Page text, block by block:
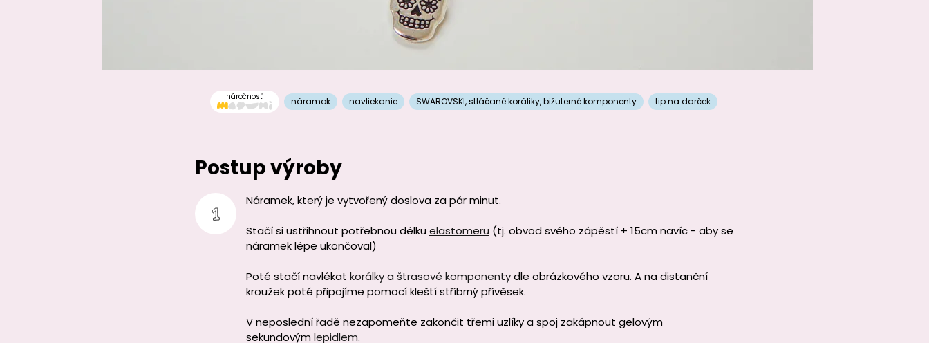
náročnosť náramok navliekanie SWAROVSKI,stláčané koráliky,bižuterné komponenty tip na darček
Postup výroby
Náramek, který je vytvořený doslova za pár minut.
Stačí si ustřihnout potřebnou délku elastomeru (tj. obvod svého zápěstí + 15cm navíc - aby se
náramek lépe ukončoval)
Poté stačí navlékat korálkya štrasové komponentydle obrázkového vzoru. A na distanční
kroužek poté připojíme pomocí kleští stříbrný přívěsek.
V neposlední řadě nezapomeňte zakončit třemi uzlíky a spoj zakápnout gelovým
sekundovým lepidlem.